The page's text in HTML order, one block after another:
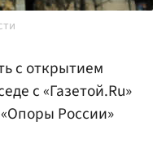
с открытием
с «Газетой.Ru»
России»